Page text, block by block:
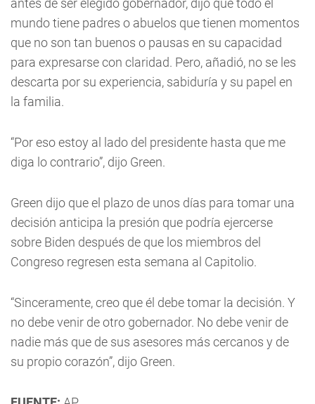
antes de ser elegido gobernador, dijo que todo el
mundo tiene padres o abuelos que tienen momentos
que no son tan buenos o pausas en su capacidad
para expresarse con claridad. Pero, añadió, no se les
descarta por su experiencia, sabiduría y su papel en
la familia.
“Por eso estoy al lado del presidente hasta que me
diga lo contrario”, dijo Green.
Green dijo que el plazo de unos días para tomar una
decisión anticipa la presión que podría ejercerse
sobre Biden después de que los miembros del
Congreso regresen esta semana al Capitolio.
“Sinceramente, creo que él debe tomar la decisión. Y
no debe venir de otro gobernador. No debe venir de
nadie más que de sus asesores más cercanos y de
su propio corazón”, dijo Green.